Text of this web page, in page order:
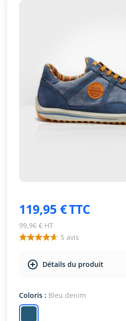
119,95 €TTC
99,96 € HT
5 avis
Détails du produit
Coloris : Bleu denim